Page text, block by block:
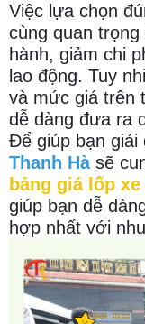
Việc lựa chọn
cùng quan
hành, giảm chi
lao động. Tuy
và mức giá trên
dễ dàng đưa ra
Để giúp bạn giải
Thanh Hà sẽ
bảng giá lốp
giúp bạn dễ
hợp nhất với